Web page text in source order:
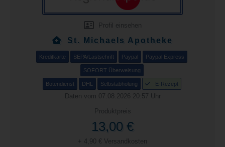
Profil einsehen
St. Michaels Apotheke
Kreditkarte SEPA/Lastschrift Paypal Paypal Express
SOFORT Überweisung
Botendienst DHL Selbstabholung E-Rezept
Daten vom 07.08.2026 20:57 Uhr
Produktpreis
13,00 €
+ 4,90 € Versandkosten